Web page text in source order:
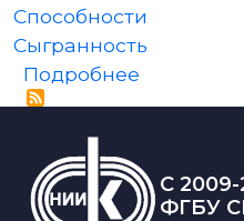
Способности
Сыгранность
Подробнеео Онлайн
C
ФГБУ